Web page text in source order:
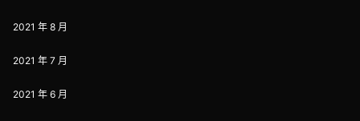
2021 年 8 月
2021 年 7 月
2021 年 6 月